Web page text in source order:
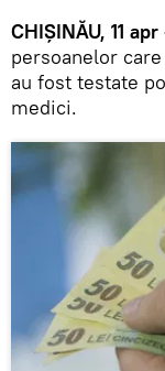
CHIȘINĂU, 11
persoanelor
au fost testate
medici.